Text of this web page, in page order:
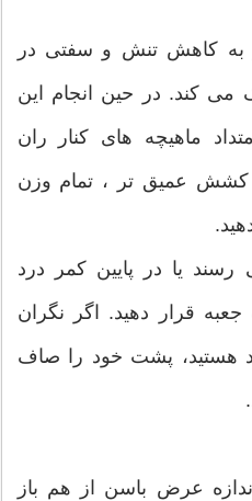
کاهش تنش و سفتی در
می کند. در حین انجام این
ماهیچه های کنار ران
کشش عمیق تر ، تمام وزن
یا در پایین کمر درد
قرار دهید. اگر نگران
پشت خود را صاف
اندازه عرض باسن از هم باز